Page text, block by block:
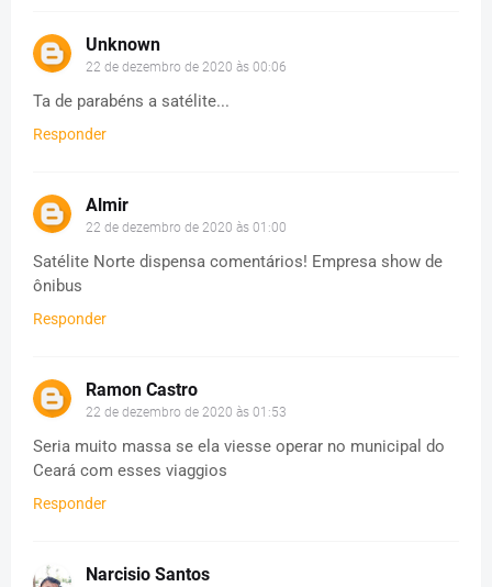
Unknown
22 de dezembro de 2020 às 00:06
Ta de parabéns a satélite...
Responder
Almir
22 de dezembro de 2020 às 01:00
Satélite Norte dispensa comentários! Empresa show de
ônibus
Responder
Ramon Castro
22 de dezembro de 2020 às 01:53
Seria muito massa se ela viesse operar no municipal do
Ceará com esses viaggios
Responder
Narcisio Santos